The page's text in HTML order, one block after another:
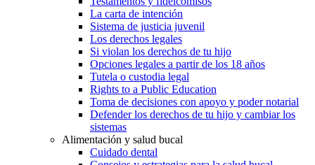
La carta de intención
Sistema de justicia juvenil
Los derechos legales
Si violan los derechos de tu hijo
Opciones legales a partir de los 18 años
Tutela o custodia legal
Rights to a Public Education
Toma de decisiones con apoyo y poder notarial
Defender los derechos de tu hijo y cambiar los
sistemas
Alimentación y salud bucal
Cuidado dental